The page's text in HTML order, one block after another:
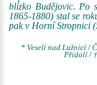
blízko Budějovic. Po
1865-1880) stal se
pak v Horní Stropnici
* Veselí nad Lužnicí /
Přídolí /